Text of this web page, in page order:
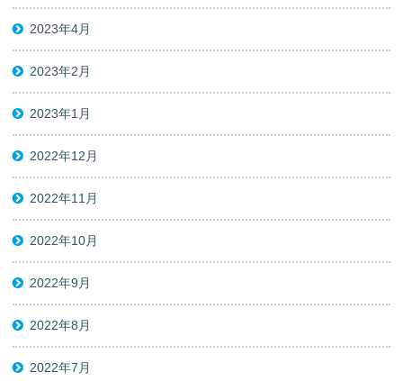
2023年4月
2023年2月
2023年1月
2022年12月
2022年11月
2022年10月
2022年9月
2022年8月
2022年7月